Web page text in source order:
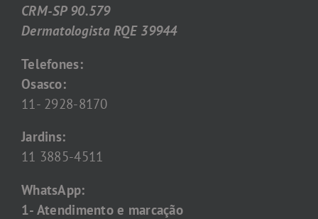
CRM-SP 90.579
Dermatologista RQE 39944
Telefones:
Osasco:
11- 2928-8170
Jardins:
11 3885-4511
WhatsApp:
1- Atendimento e marcação